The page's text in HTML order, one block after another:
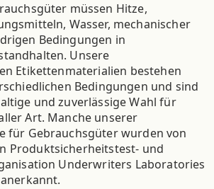
müssen Hitze,
Wasser, mechanischer
Bedingungen in
Unsere
Etikettenmaterialien bestehen
Bedingungen und sind
und zuverlässige Wahl für
Art. Manche unserer
für Gebrauchsgüter wurden von
Produktsicherheitstest- und
Underwriters Laboratories